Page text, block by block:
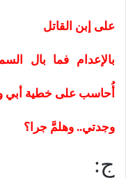
على إبن القاتل
بالإعدام فما بال
أُحاسب على خطية أبي
وجدتي.. وهلمَّ جرا؟
ج: